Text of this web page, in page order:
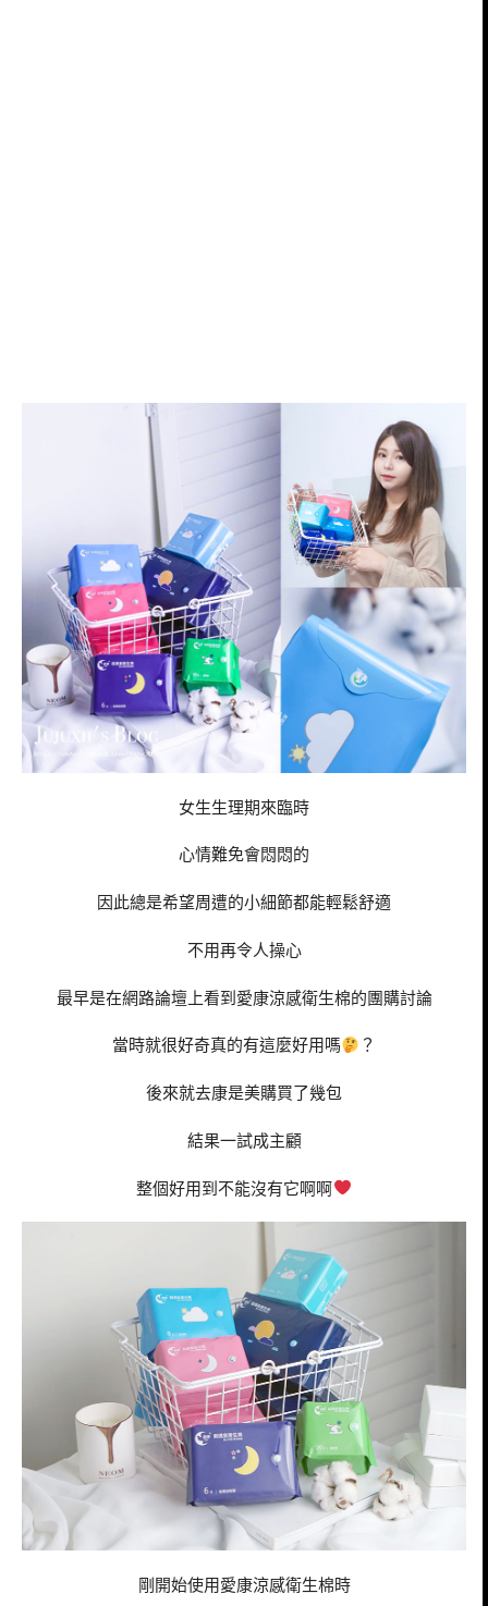
女生生理期來臨時
心情難免會悶悶的
因此總是希望周遭的小細節都能輕鬆舒適
不用再令人操心
最早是在網路論壇上看到愛康涼感衛生棉的團購討論
當時就很好奇真的有這麼好用嗎 ？
後來就去康是美購買了幾包
結果一試成主顧
整個好用到不能沒有它啊啊
剛開始使用愛康涼感衛生棉時